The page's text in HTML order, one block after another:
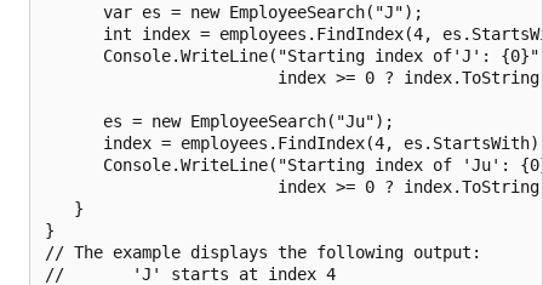
      var es = new EmployeeSearch("J");
int index = employees.FindIndex(4,
Console.WriteLine("Starting index of'J':
index >= 0 ?
      es = new EmployeeSearch("Ju");
index = employees.FindIndex(4,
Console.WriteLine("Starting index of 'Ju':
index >= 0 ?
   }
}
// The example displays the following output:
//       'J' starts at index 4